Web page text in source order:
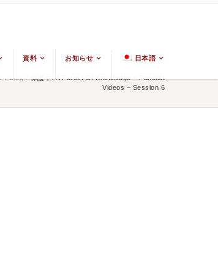
資料 お知らせ 日本語
/ Blog / 保護中: A Forest Of Knowledge – Panelist
Videos – Session 6